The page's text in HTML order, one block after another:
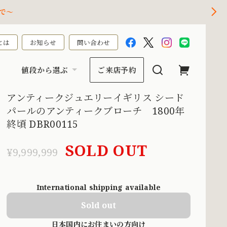
～
は お知らせ 問い合わせ
値段から選ぶ ご来店予約
アンティークジュエリーイギリス シード
パールのアンティークブローチ 1800年
終頃 DBR00115
¥9,999,999 SOLD OUT
International shipping available
Sold out
日本国内にお住まいの方向け